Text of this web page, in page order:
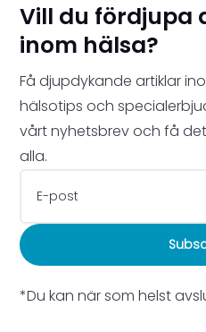
Vill du fördjupa
inom hälsa?
Få djupdykande artiklar
hälsotips och
vårt nyhetsbrev och få
alla.
*Du kan när som helst